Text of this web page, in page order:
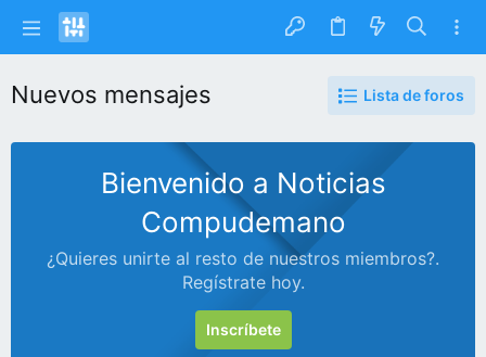
Nuevos mensajes Lista de foros
Bienvenido a Noticias
Compudemano
¿Quieres unirte al resto de nuestros miembros?.
Regístrate hoy.
Inscríbete